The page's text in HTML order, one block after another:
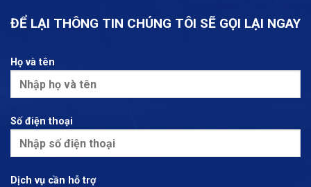
ĐỂ LẠI THÔNG TIN CHÚNG TÔI SẼ GỌI LẠI NGAY
Họ và tên
Số điện thoại
Dịch vụ cần hỗ trợ